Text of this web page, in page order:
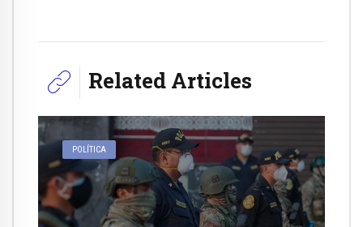
Related Articles
POLÍTICA